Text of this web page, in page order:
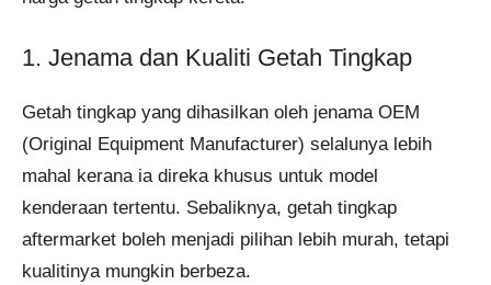
1. Jenama dan Kualiti Getah Tingkap
Getah tingkap yang dihasilkan oleh jenama OEM
(Original Equipment Manufacturer) selalunya lebih
mahal kerana ia direka khusus untuk model
kenderaan tertentu. Sebaliknya, getah tingkap
aftermarket boleh menjadi pilihan lebih murah, tetapi
kualitinya mungkin berbeza.